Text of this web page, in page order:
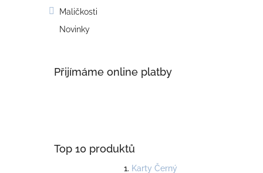
Maličkosti
Novinky
Přijímáme online platby
Top 10 produktů
Karty Černý